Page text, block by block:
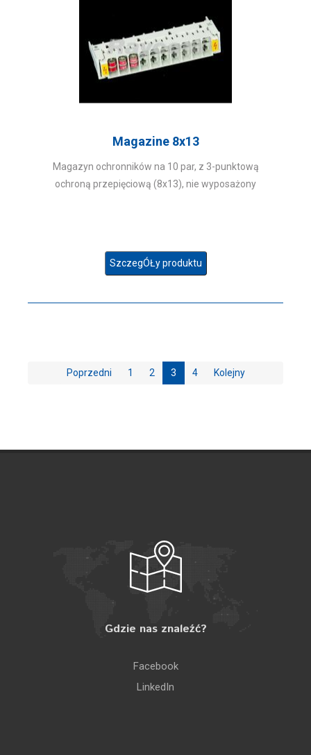
Magazine 8x13
Magazyn ochronników na 10 par, z 3-punktową
ochroną przepięciową (8x13), nie wyposażony
SzczegÓŁy produktu
Poprzedni 1 2 3 4 Kolejny
Gdzie nas znaleźć?
Facebook
LinkedIn